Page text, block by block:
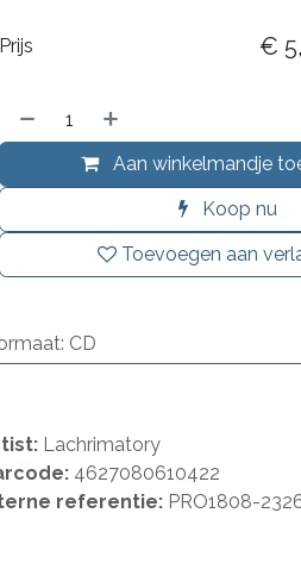
Aan winkelmandje
Koop nu
Toevoegen aan
Prijs €
: CD
Lachrimatory
4627080610422
referentie: PRO1808-